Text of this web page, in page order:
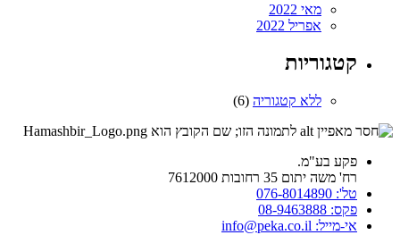
מאי 2022
אפריל 2022
קטגוריות
ללא קטגוריה (6)
פקע בע"מ.
רח' משה יתום 35 רחובות 7612000
טל': 076-8014890
פקס: 08-9463888
אי-מייל: info@peka.co.il